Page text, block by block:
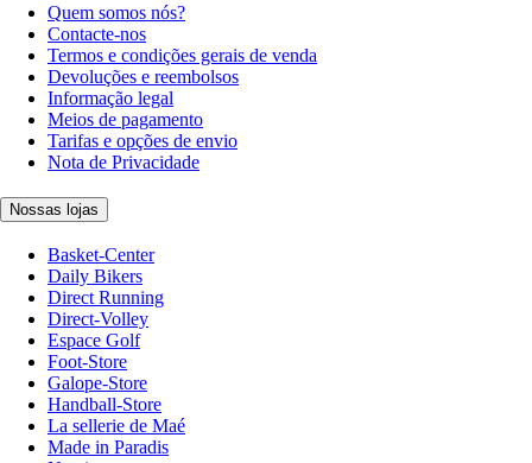
Quem somos nós?
Contacte-nos
Termos e condições gerais de venda
Devoluções e reembolsos
Informação legal
Meios de pagamento
Tarifas e opções de envio
Nota de Privacidade
Nossas lojas
Basket-Center
Daily Bikers
Direct Running
Direct-Volley
Espace Golf
Foot-Store
Galope-Store
Handball-Store
La sellerie de Maé
Made in Paradis